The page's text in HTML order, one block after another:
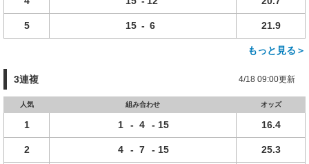
5 15 - 6 21.9
もっと見る＞
3連複 4/18 09:00更新
人気 組み合わせ オッズ
1 1 - 4 - 15 16.4
2 4 - 7 - 15 25.3